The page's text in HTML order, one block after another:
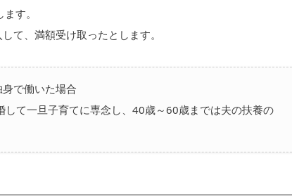
す。
て、満額受け取ったとします。
で働いた場合
て一旦子育てに専念し、40歳～60歳までは夫の扶養の